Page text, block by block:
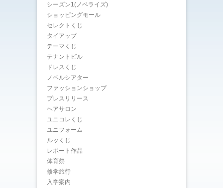
シーズン1(ノベライズ)
ショッピングモール
セレクトくじ
タイアップ
テーマくじ
テナントビル
ドレスくじ
ノベルシアター
ファッションショップ
プレスリリース
ヘアサロン
ユニコレくじ
ユニフォーム
ルッくじ
レポート作品
体育祭
修学旅行
入学案内